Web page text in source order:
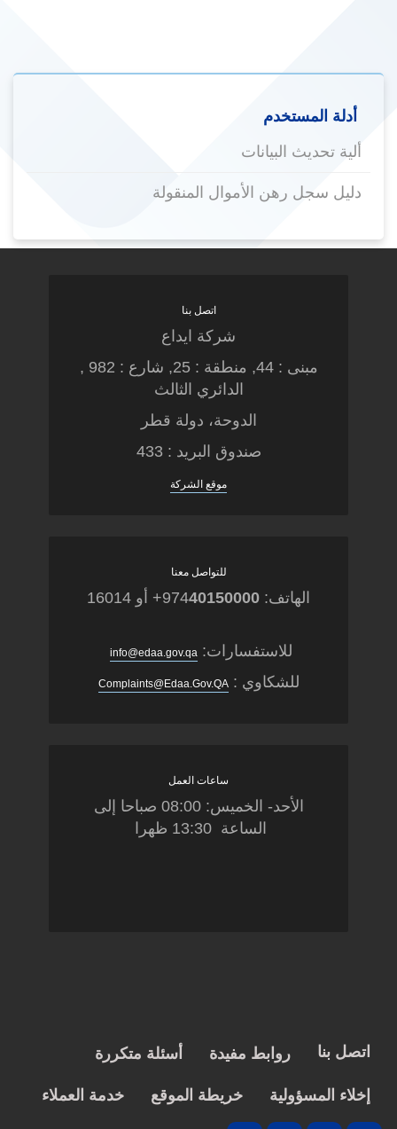
أدلة المستخدم
ألية تحديث البيانات
دليل سجل رهن الأموال المنقولة
اتصل بنا
شركة ايداع
مبنى : 44, منطقة : 25, شارع : 982 ,
الدائري الثالث
الدوحة، دولة قطر
صندوق البريد : 433
موقع الشركة
للتواصل معنا
الهاتف: 974 40150000 + أو 16014
للاستفسارات: info@edaa.gov.qa
للشكاوي :Complaints@Edaa.Gov.QA
ساعات العمل
الأحد- الخميس: 08:00 صباحا إلى
الساعة 13:30 ظهرا
اتصل بنا روابط مفيدة أسئلة متكررة
إخلاء المسؤولية خريطة الموقع خدمة العملاء